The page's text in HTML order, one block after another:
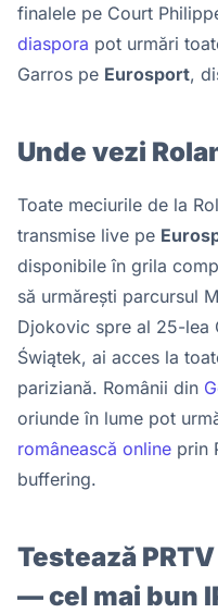
finalele pe Court
diaspora pot urmări
Garros pe Eurosport,
Unde vezi
Toate meciurile de la
transmise live pe
disponibile în grila
să urmărești parcursul
Djokovic spre al 25-lea
Świątek, ai acces la
pariziană. Românii din
oriunde în lume pot
românească online prin
buffering.
Testează
— cel mai bun